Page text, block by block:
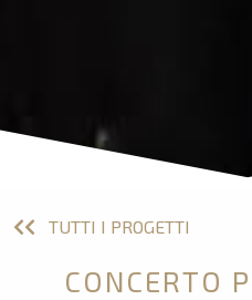
TUTTI I PROGETTI
CONCERTO